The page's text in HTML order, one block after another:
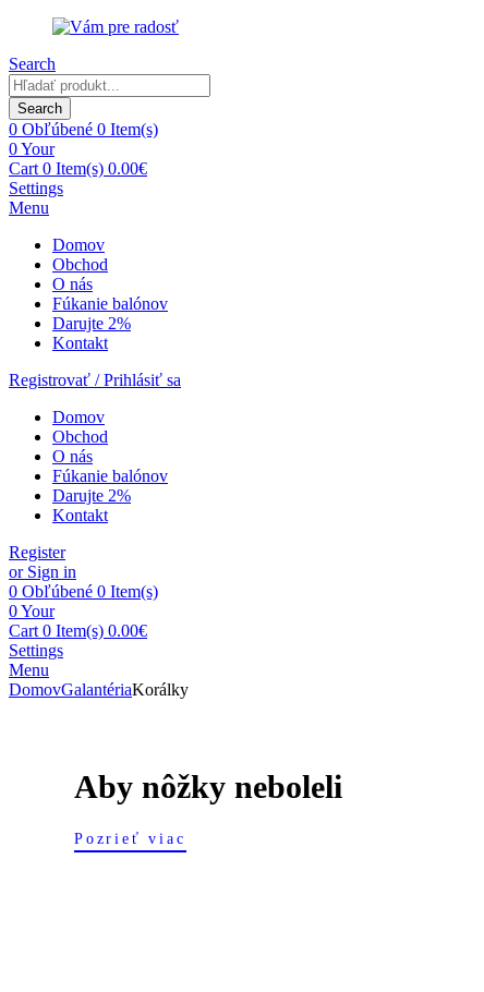
Search
Products
search
Search
0 Obľúbené 0 Item(s)
0Your
Cart 0 Item(s) 0.00€
Settings
Menu
Domov
Obchod
O nás
Fúkanie balónov
Darujte 2%
Kontakt
Registrovať / Prihlásiť sa
Domov
Obchod
O nás
Fúkanie balónov
Darujte 2%
Kontakt
Register
or Sign in
0 Obľúbené 0 Item(s)
0Your
Cart 0 Item(s) 0.00€
Settings
Menu
DomovGalantériaKorálky
Aby nôžky neboleli
Pozrieť viac